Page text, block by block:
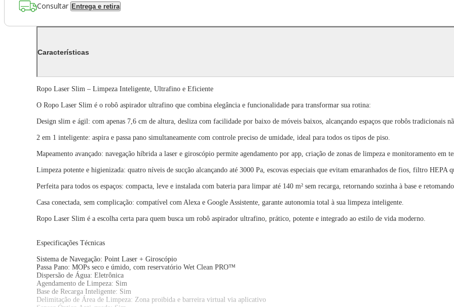
Consultar Entrega e retira
Características
Ropo Laser Slim – Limpeza Inteligente, Ultrafino e Eficiente
O Ropo Laser Slim é o robô aspirador ultrafino que combina elegância e funcionalidade para transformar sua rotina:
Design slim e ágil: com apenas 7,6 cm de altura, desliza com facilidade por baixo de móveis baixos, alcançando espaços que robôs tradicionais
2 em 1 inteligente: aspira e passa pano simultaneamente com controle preciso de umidade, ideal para todos os tipos de piso.
Mapeamento avançado: navegação híbrida a laser e giroscópio permite agendamento por app, criação de zonas de limpeza e monitoramento em
Limpeza potente e higienizada: quatro níveis de sucção alcançando até 3000 Pa, escovas especiais que evitam emaranhados de fios, filtro HEPA
Perfeita para todos os espaços: compacta, leve e instalada com bateria para limpar até 140 m² sem recarga, retornando sozinha à base e
Casa conectada, sem complicação: compatível com Alexa e Google Assistente, garante autonomia total à sua limpeza inteligente.
Ropo Laser Slim é a escolha certa para quem busca um robô aspirador ultrafino, prático, potente e integrado ao estilo de vida moderno.
Especificações Técnicas
Sistema de Navegação: Point Laser + Giroscópio
Passa Pano: MOPs seco e úmido, com reservatório Wet Clean PRO™
Dispersão de Água: Eletrônica
Agendamento de Limpeza: Sim
Base de Recarga Inteligente: Sim
Delimitação de Área de Limpeza: Zona proibida e barreira virtual via aplicativo